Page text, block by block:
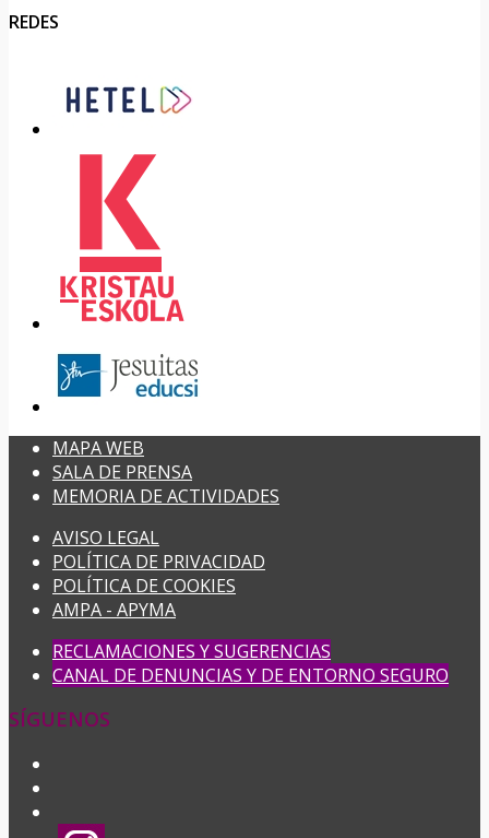
REDES
MAPA WEB
SALA DE PRENSA
MEMORIA DE ACTIVIDADES
AVISO LEGAL
POLÍTICA DE PRIVACIDAD
POLÍTICA DE COOKIES
AMPA - APYMA
RECLAMACIONES Y SUGERENCIAS
CANAL DE DENUNCIAS Y DE ENTORNO SEGURO
SÍGUENOS